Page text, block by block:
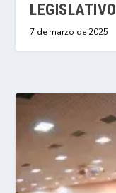
LEGISLATIVO
7 de marzo de 2025